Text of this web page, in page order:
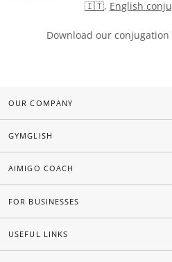
🇮🇹, English
Download our
OUR COMPANY
GYMGLISH
AIMIGO COACH
FOR BUSINESSES
USEFUL LINKS